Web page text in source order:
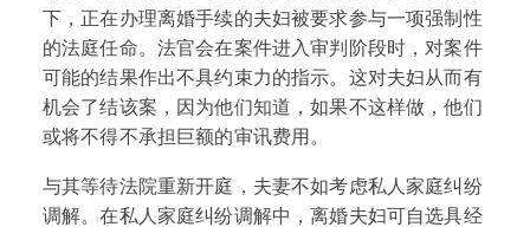
下，正在办理离婚手续的夫妇被要求参与一项强制性
的法庭任命。法官会在案件进入审判阶段时，对案件
可能的结果作出不具约束力的指示。这对夫妇从而有
机会了结该案，因为他们知道，如果不这样做，他们
或将不得不承担巨额的审讯费用。
与其等待法院重新开庭，夫妻不如考虑私人家庭纠纷
调解。在私人家庭纠纷调解中，离婚夫妇可自选具经